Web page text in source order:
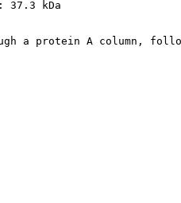
37.3 kDa
a protein A column,